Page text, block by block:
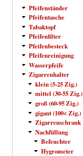
Pfeifenständer
Pfeifentasche
Tabaktopf
Pfeifenfilter
Pfeifenbesteck
Pfeifenreinigung
Wasserpfeife
Zigarrenhalter
klein (5-25 Zig.)
mittel (30-55 Zig.)
groß (60-95 Zig.)
gigant (100< Zig.)
Zigarrenschrank
Nachfüllung
Befeuchter
Hygrometer